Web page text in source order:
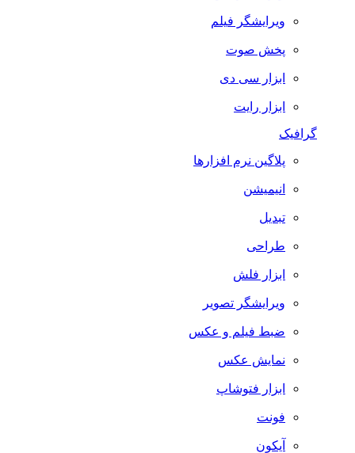
ویرایشگر فیلم
پخش صوت
ابزار سی دی
ابزار رایت
گرافیک
پلاگین نرم افزارها
انیمیشن
تبدیل
طراحی
ابزار فلش
ویرایشگر تصویر
ضبط فيلم و عكس
نمایش عکس
ابزار فتوشاپ
فونت
آیکون